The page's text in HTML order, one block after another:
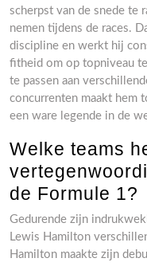
scherpst van de snede te
nemen tijdens de races.
discipline en werkt hij
fitheid om op topniveau
te passen aan
concurrenten maakt hem
een ware legende in de
Welke teams
de Formule 1?
Gedurende zijn
Lewis Hamilton
Hamilton maakte zijn